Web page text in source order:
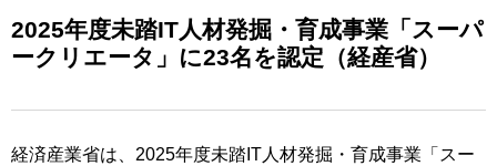
2025年度未踏IT人材発掘・育成事業「スーパ
ークリエータ」に23名を認定（経産省）
経済産業省は、2025年度未踏IT人材発掘・育成事業「スー